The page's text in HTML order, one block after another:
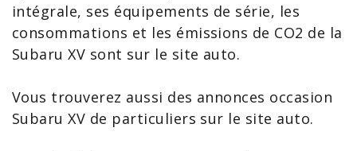
intégrale, ses équipements de série, les
consommations et les émissions de CO2 de la
Subaru XV sont sur le site auto.
Vous trouverez aussi des annonces occasion
Subaru XV de particuliers sur le site auto.